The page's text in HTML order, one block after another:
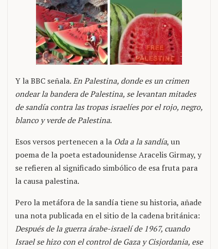
Y la BBC señala.En Palestina, donde es un crimen
ondear la bandera de Palestina, se levantan mitades
de sandía contra las tropas israelíes por el rojo, negro,
blanco y verde de Palestina.
Esos versos pertenecen a la Oda a la sandía, un
poema de la poeta estadounidense Aracelis Girmay, y
se refieren al significado simbólico de esa fruta para
la causa palestina.
Pero la metáfora de la sandía tiene su historia, añade
una nota publicada en el sitio de la cadena británica:
Después de la guerra árabe-israelí de 1967, cuando
Israel se hizo con el control de Gaza y Cisjordania, ese